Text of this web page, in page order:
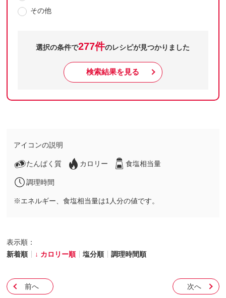
その他
選択の条件で277件のレシピが見つかりました
検索結果を見る
アイコンの説明
たんぱく質 カロリー 食塩相当量
調理時間
※エネルギー、食塩相当量は1人分の値です。
表示順：
新着順
カロリー順 塩分順 調理時間順
前へ 次へ